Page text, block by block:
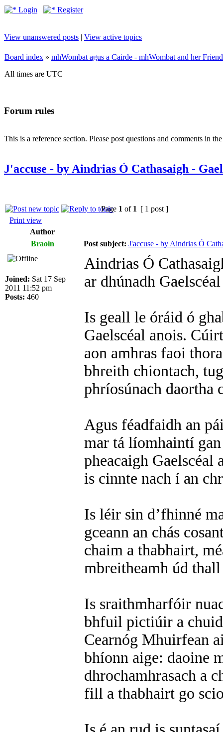
Login Register
View unanswered posts | View active topics
Board index » mhWombat agus a Cairde - mhWombat and her
All times are UTC
Forum rules
This is a reference section. Please post questions and comments in
J'accuse - by Aindrias Ó Cathasaigh -
Page 1 of 1 [ 1 post ]
Print view
Author
Braoin
Post subject: J'accuse - by Aindrias Ó
Joined: Sat 17 Sep
2011 11:52 pm
Posts: 460
Aindrias Ó
ar dhúnadh Gaelscéal
Is geall le óráid ó
Gaelscéal anois.
aon amhras faoi
bhreith chiontach,
phríosúnach daortha
Agus féadfaidh an
mar tá líomhaintí
pheacaigh
is cinnte nach í an
Is léir sin d’fhinné
gceann an chás
chaim a thabhairt,
mbreitheamh úd
Is sraithmharfóir
bhfuil pictiúir a
Cearnóg Mhuirfean
bhíonn aige: daoine
dhrochamhrasach a
fill a thabhairt go